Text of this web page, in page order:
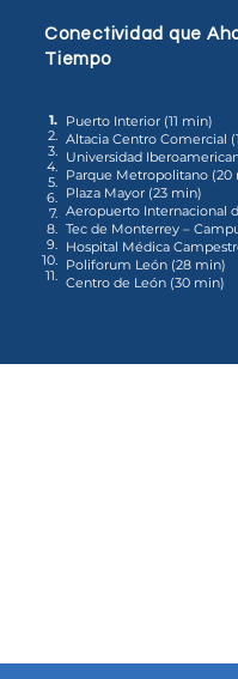
Conectividad que
Tiempo
1.
2.
3.
4.
5.
6.
7.
8.
9.
10.
11.
Puerto Interior (11 min)
Altacia Centro Comercial
Universidad
Parque Metropolitano (20
Plaza Mayor (23 min)
Aeropuerto Internacional
Tec de Monterrey –
Hospital Médica
Poliforum León (28 min)
Centro de León (30 min)